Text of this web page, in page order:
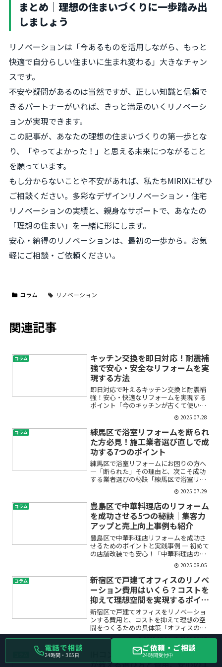
まとめ｜理想の住まいづくりに一歩踏み出
しましょう
リノベーションは「今あるものを活用しながら、もっと
快適で自分らしい住まいに生まれ変わる」大きなチャン
スです。
不安や疑問があるのは当然ですが、正しい知識と信頼で
きるパートナーがいれば、きっと満足のいくリノベーシ
ョンが実現できます。
この記事が、あなたの理想の住まいづくりの第一歩とな
り、「やってよかった！」と思える未来につながること
を願っています。
もし分からないことや不安があれば、私たちMIRIXにぜひ
ご相談ください。多彩なデザインリノベーション・住宅
リノベーションの実績と、親身なサポートで、あなたの
「理想の住まい」を一緒に形にします。
安心・納得のリノベーションは、最初の一歩から。お気
軽にご相談・ご依頼ください。
コラム リノベーション
関連記事
コラム
キッチン交換を即日対応！耐震補
強で安心・安全なリフォームを実
現する方法
即日対応で叶えるキッチン交換と耐震補
強！安心・快適なリフォームを実現する
ポイント「今のキッチンが古くて使いづ
らい」「急なトラブルで早く新しいキッ
チンに交換したい」「地震が心配なの
で、しっかりと耐震補強もしておきた
い」──そんなお悩みをお持ち...
2025.07.28
コラム
練馬区で浴室リフォームを断られ
た方必見！施工業者選び直しで成
功する7つのポイント
練馬区で浴室リフォームにお困りの方へ
―「断られた」その理由と、次こそ成功
する業者選びの秘訣「練馬区で浴室リフ
ォームをお願いしたのに、業者から断ら
れてしまった…」このようなお悩みを抱
えて、今まさに不安や戸惑いを感じてい
ませんか？浴室リフォーム...
2025.07.29
コラム
豊島区で中華料理店のリフォーム
を成功させる5つの秘訣｜集客力
アップと売上向上事例も紹介
豊島区で中華料理店リフォームを成功さ
せるためのポイントと実践事例 ― 初めて
の店舗改装でも安心！「中華料理店のリ
フォームを考えているけど、何から始め
たらいいかわからない」「豊島区で店舗
改装の実績がある業者をどう見つけれ
ば？」「内装デザインや...
2025.08.05
コラム
新宿区で戸建てオフィスのリノベ
ーション費用はいくら？コストを
抑えて理想空間を実現するポイン
ト
新宿区で戸建てオフィスをリノベーショ
ンする費用と、コストを抑えて理想の空
間をつくるための具体策「オフィスの老
朽化が気になってきた」「従業員が働き
やすい空間に変えたいけれど、リノベー
ション費用がどれだけ掛かるのかわから
ず不安」。新宿区の戸建て...
2025.07.24 2025.09.17
IHコンロ交換で失敗しない！プロ
が教える選び方と費用、安心の工
電話で相談
24時間・365日
ご依頼・ご相談
24時間受付中